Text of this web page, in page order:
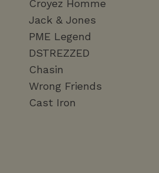
Croyez Homme
Jack & Jones
PME Legend
DSTREZZED
Chasin
Wrong Friends
Cast Iron